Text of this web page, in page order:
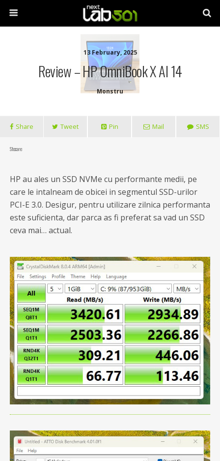
13 February, 2025
Review – HP OmniBook X AI 14
Monstru
Share Tweet Pin Mail SMS
Stocare
HP au ales un SSD NVMe cu performante medii, pe
care le intalneam de obicei in segmentul SSD-urilor
PCI-E 3.0. Desigur, pentru utilizare zilnica performanta
este suficienta, dar parca as fi preferat sa vad un SSD
ceva mai… actual.